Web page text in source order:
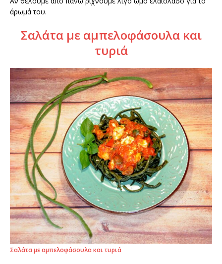
άρωμά του.
Σαλάτα με αμπελοφάσουλα και
τυριά
Σαλάτα με αμπελοφάσουλα και τυριά